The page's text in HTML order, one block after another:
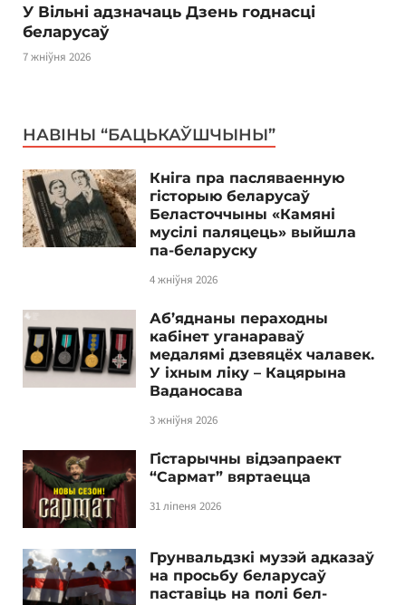
У Вільні адзначаць Дзень годнасці
беларусаў
7 жніўня 2026
НАВІНЫ “БАЦЬКАЎШЧЫНЫ”
Кніга пра пасляваенную
гісторыю беларусаў
Беласточчыны «Камяні
мусілі паляцець» выйшла
па-беларуску
4 жніўня 2026
Аб’яднаны пераходны
кабінет уганараваў
медалямі дзевяцёх чалавек.
У іхным ліку – Кацярына
Ваданосава
3 жніўня 2026
Гістарычны відэапраект
“Сармат” вяртаецца
31 ліпеня 2026
Грунвальдзкі музэй адказаў
на просьбу беларусаў
паставіць на полі бел-